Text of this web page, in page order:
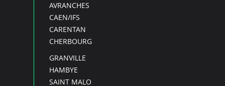
AVRANCHES
CAEN/IFS
CARENTAN
CHERBOURG
GRANVILLE
HAMBYE
SAINT MALO